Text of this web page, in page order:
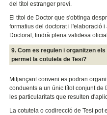
del títol estranger previ.
El títol de Doctor que s'obtinga
formatius del doctorat i l'elaboració
Doctoral, tindrà plena validesa
9. Com es regulen i organitzen
permet la cotutela de Tesi?
Mitjançant conveni es podran
conduents a un únic títol conjunt de
les particularitats que resulten
La cotutela o codirecció de Tesi pot